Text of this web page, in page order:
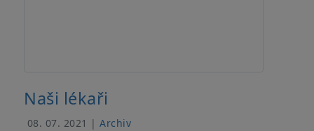
Naši lékaři
08. 07. 2021 |Archiv